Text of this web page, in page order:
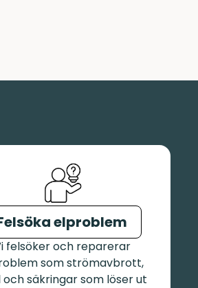
elproblem
felsöker och reparerar
som strömavbrott,
och säkringar som löser ut